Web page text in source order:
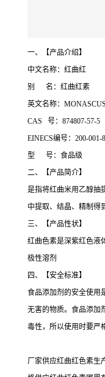
一、【产品介绍】
中文名称：红曲红
别 名：红曲红素
英文名称：
CAS 号：874807-57-5
EINECS编号：200-001-8
型 号：食品级
二、【产品简介】
是指将红曲米用乙醇抽
中提取、结晶、精制得
三、【产品性状】
红曲色素是深紫红色液
极性溶剂
四、【安全标准】
食品添加剂的安全使用
无害的物质。食品添加
毒性，所以使用时要严
厂家供应红曲红色素生